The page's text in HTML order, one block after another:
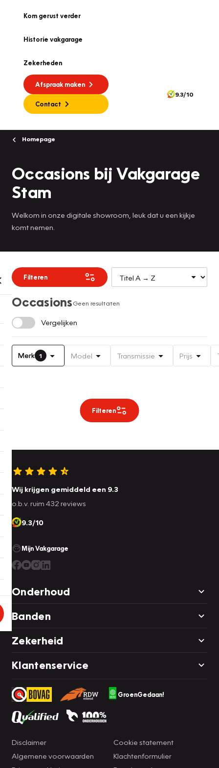
Kom gerust verder
Historie vakgarage
Zekerheden
Afspraak maken
Contact
9.3/10
Homepage
Occasions bij Vakgarage
Stam
Welkom in onze digitale showroom, leuk dat u een kijkje
komt nemen.
Filteren
OccasionsGeen resultaten
Vergelijken
Merk 1 Model Transmissie Prijs
Filteren
Wij krijgen gemiddeld een 9.3
o.b.v. ruim 432 reviews
9.3/10
Mijn Vakgarage
Onderhoud
Banden
Zekerheid
Klantenservice
GroenGedaan!
Disclaimer
Algemene voorwaarden
Cookie statement
Klachtenformulier